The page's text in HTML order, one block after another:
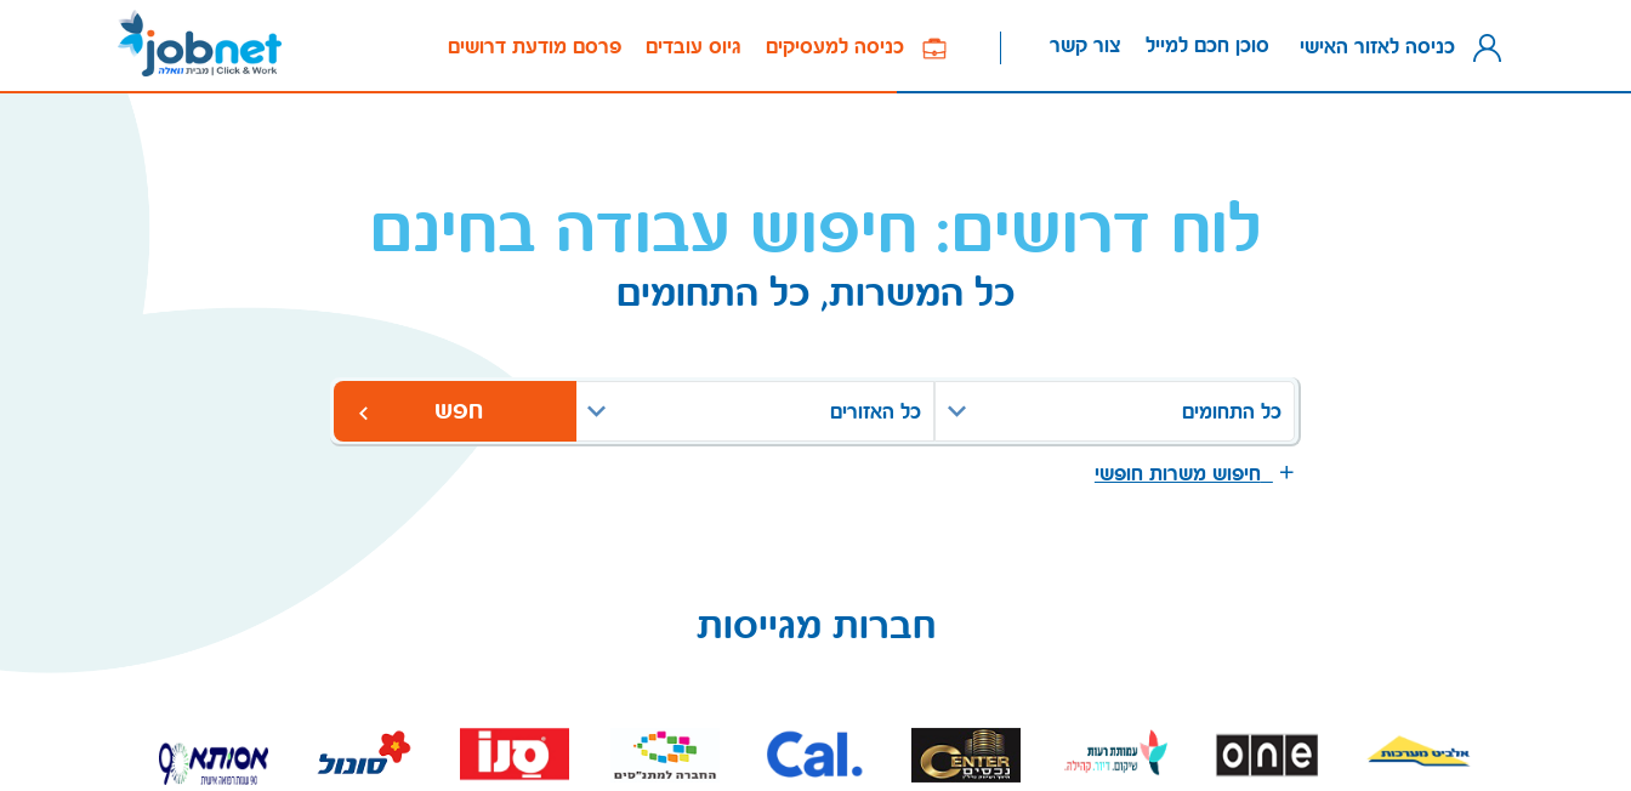
פרסם מודעת דרושים גיוס עובדים כניסה למעסיקים צור קשר סוכן חכם למייל כניסה לאזור האישי
לוח דרושים: חיפוש עבודה בחינם
כל המשרות, כל התחומים
כל התחומים כל האזורים חפש
חיפוש משרות חופשי
חברות מגייסות